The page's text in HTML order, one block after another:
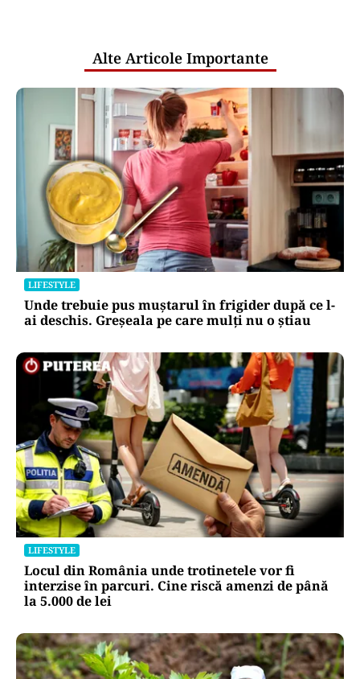
Alte Articole Importante
LIFESTYLE
Unde trebuie pus muștarul în frigider după ce l-
ai deschis. Greșeala pe care mulți nu o știau
LIFESTYLE
Locul din România unde trotinetele vor fi
interzise în parcuri. Cine riscă amenzi de până
la 5.000 de lei